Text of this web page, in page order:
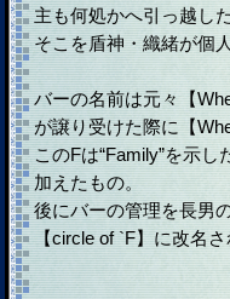
主も何処かへ引っ越し
そこを盾神・織緒が個
バーの名前は元々【
が譲り受けた際に【
このFは“Family”を示
加えたもの。
後にバーの管理を長男
【circle of `F】に改名さ